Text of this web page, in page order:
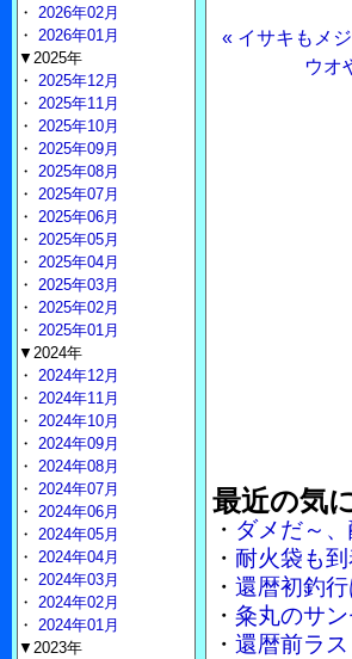
« イサキもメ
ウオ
最近の気
・ ダメだ～
・ 耐火袋も
・ 還暦初釣
・ 粂丸のサ
・ 還暦前ラ
・ 2026年02月
・ 2026年01月
▼2025年
・ 2025年12月
・ 2025年11月
・ 2025年10月
・ 2025年09月
・ 2025年08月
・ 2025年07月
・ 2025年06月
・ 2025年05月
・ 2025年04月
・ 2025年03月
・ 2025年02月
・ 2025年01月
▼2024年
・ 2024年12月
・ 2024年11月
・ 2024年10月
・ 2024年09月
・ 2024年08月
・ 2024年07月
・ 2024年06月
・ 2024年05月
・ 2024年04月
・ 2024年03月
・ 2024年02月
・ 2024年01月
▼2023年